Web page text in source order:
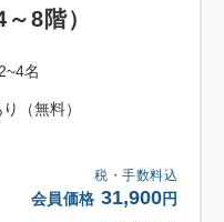
コバルト色の相模灘の
海望の湯』をお楽しみ
税・手数料込
会員価格 31,900円
8階）
名
（無料）